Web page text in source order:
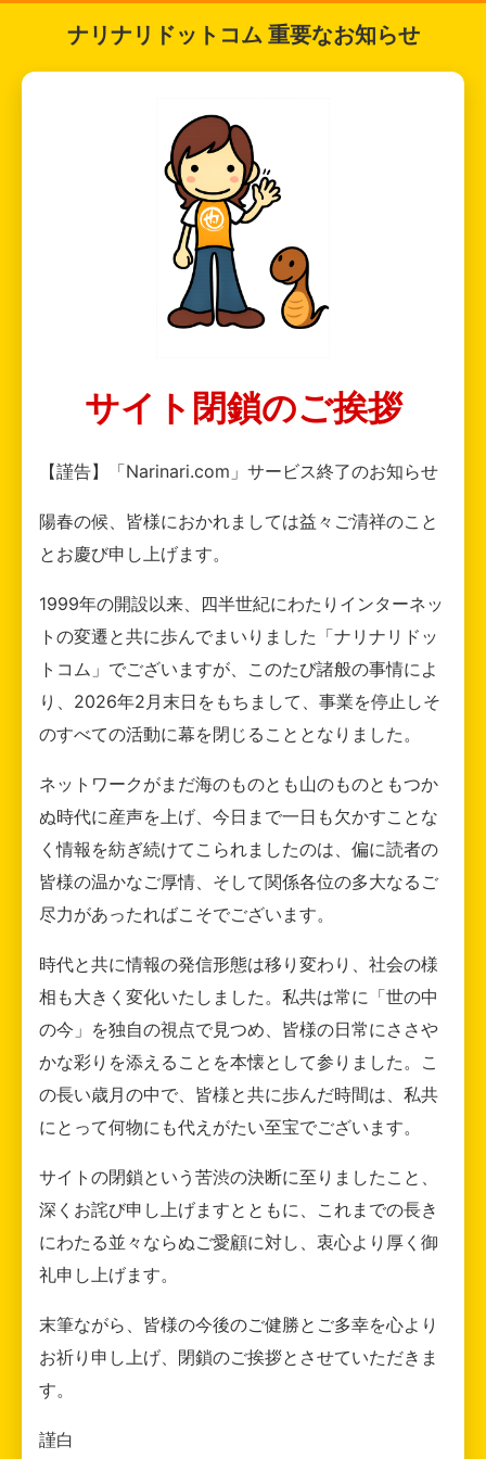
ナリナリドットコム 重要なお知らせ
サイト閉鎖のご挨拶
【謹告】「Narinari.com」サービス終了のお知らせ
陽春の候、皆様におかれましては益々ご清祥のこと
とお慶び申し上げます。
1999年の開設以来、四半世紀にわたりインターネッ
トの変遷と共に歩んでまいりました「ナリナリドッ
トコム」でございますが、このたび諸般の事情によ
り、2026年2月末日をもちまして、事業を停止しそ
のすべての活動に幕を閉じることとなりました。
ネットワークがまだ海のものとも山のものともつか
ぬ時代に産声を上げ、今日まで一日も欠かすことな
く情報を紡ぎ続けてこられましたのは、偏に読者の
皆様の温かなご厚情、そして関係各位の多大なるご
尽力があったればこそでございます。
時代と共に情報の発信形態は移り変わり、社会の様
相も大きく変化いたしました。私共は常に「世の中
の今」を独自の視点で見つめ、皆様の日常にささや
かな彩りを添えることを本懐として参りました。こ
の長い歳月の中で、皆様と共に歩んだ時間は、私共
にとって何物にも代えがたい至宝でございます。
サイトの閉鎖という苦渋の決断に至りましたこと、
深くお詫び申し上げますとともに、これまでの長き
にわたる並々ならぬご愛顧に対し、衷心より厚く御
礼申し上げます。
末筆ながら、皆様の今後のご健勝とご多幸を心より
お祈り申し上げ、閉鎖のご挨拶とさせていただきま
す。
謹白